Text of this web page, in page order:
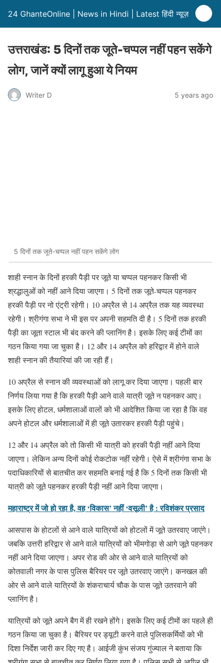
24 GhanteOnline | News in Hindi | Latest हिंदी न्यूज़
उत्तराखंड: 5 दिनों तक जूते-चप्पल नहीं पहन सकेंगे
लोग, जानें क्यों लागू हुआ ये नियम
Writer D 5 years ago
5 दिनों तक जूते-चप्पल नहीं पहन सकेंगे लोग
शाही स्नान के दिनों हरकी पैड़ी पर जूते या चप्पल पहनकर किसी भी
श्रद्धालुओं को नहीं आने दिया जाएगा। 5 दिनों तक जूते-चप्पल पहनकर
हरकी पैड़ी पर नो एंट्री रहेगी। 10 अप्रैल से 14 अप्रैल तक यह व्यवस्था
रहेगी। श्रीगंगा सभा ने भी इस पर अपनी सहमति दी है। 5 दिनों तक हरकी
पैड़ी का जूता स्टाल भी बंद करने की प्लानिंग है। इसके लिए कई टीमों का
गठन किया गया जा चुका है। 12 और 14 अप्रैल को हरिद्वार में होने वाले
शाही स्नान की तैयारियां की जा रही हैं।
10 अप्रैल से स्नान की व्यवस्थाओं को लागू कर दिया जाएगा। पहली बार
निर्णय लिया गया है कि हरकी पैड़ी आने वाले यात्री जूते न पहनकर आए।
इसके लिए होटल, धर्मशालाओं वालों को भी आदेशित किया जा रहा है कि वह
अपने होटल और धर्मशालाओं में ही जूते उतारकर हरकी पैड़ी पहुंचे।
12 और 14 अप्रैल को तो किसी भी यात्री को हरकी पैड़ी नहीं आने दिया
जाएगा। लेकिन अन्य दिनों कोई रोकटोक नहीं रहेगी। ऐसे में श्रीगंगा सभा के
पदाधिकारियों से बातचीत कर सहमति बनाई गई है कि 5 दिनों तक किसी भी
यात्री को जूते पहनकर हरकी पैड़ी नहीं आने दिया जाएगा।
महाराष्ट्र में जो हो रहा है, वह ‘विकास’ नहीं ‘वसूली’ है : रविशंकर प्रसाद
आसपास के होटलों से आने वाले यात्रियों को होटलों में जूते उतरवाए जाएंगे।
जबकि उत्तरी हरिद्वार से आने वाले यात्रियों को भीमगोड़ा से आगे जूते पहनकर
नहीं आने दिया जाएगा। अपर रोड की ओर से आने वाले यात्रियों को
कोतवाली नगर के पास पुलिस बैरियर पर जूते उतरवाए जाएंगे। कनखल की
ओर से आने वाले यात्रियों के शंकराचार्य चौक के पास जूते उतरवाने की
प्लानिंग है।
यात्रियों को जूते अपने बैग में ही रखने होंगे। इसके लिए कई टीमों का पहले ही
गठन किया जा चुका है। बैरियर पर ड्यूटी करने वाले पुलिसकर्मियों को भी
दिशा निर्देश जारी कर दिए गए है। आईजी कुंभ संजय गुंज्याल ने बताया कि